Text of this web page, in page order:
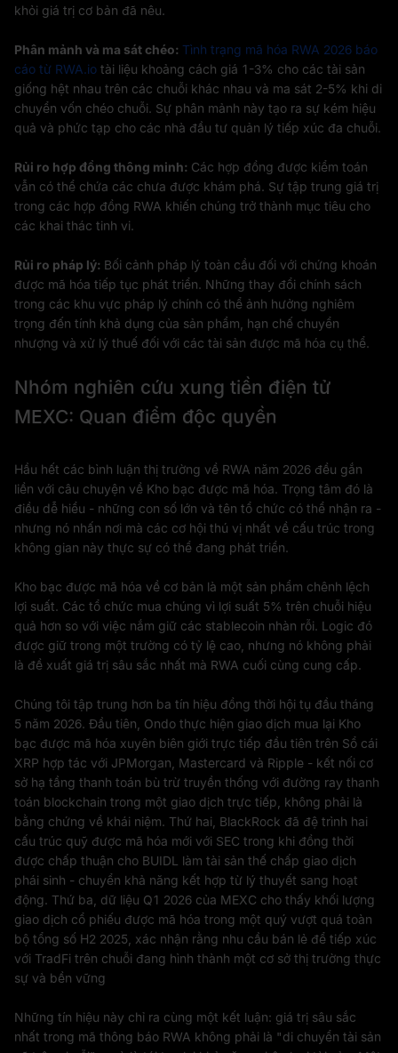
khỏi giá trị cơ bản đã nêu.
Phân mảnh và ma sát chéo: Tình trạng mã hóa RWA 2026 báo
cáo từ RWA.io tài liệu khoảng cách giá 1-3% cho các tài sản
giống hệt nhau trên các chuỗi khác nhau và ma sát 2-5% khi di
chuyển vốn chéo chuỗi. Sự phân mảnh này tạo ra sự kém hiệu
quả và phức tạp cho các nhà đầu tư quản lý tiếp xúc đa chuỗi.
Rủi ro hợp đồng thông minh: Các hợp đồng được kiểm toán
vẫn có thể chứa các chưa được khám phá. Sự tập trung giá trị
trong các hợp đồng RWA khiến chúng trở thành mục tiêu cho
các khai thác tinh vi.
Rủi ro pháp lý: Bối cảnh pháp lý toàn cầu đối với chứng khoán
được mã hóa tiếp tục phát triển. Những thay đổi chính sách
trong các khu vực pháp lý chính có thể ảnh hưởng nghiêm
trọng đến tính khả dụng của sản phẩm, hạn chế chuyển
nhượng và xử lý thuế đối với các tài sản được mã hóa cụ thể.
Nhóm nghiên cứu xung tiền điện tử
MEXC: Quan điểm độc quyền
Hầu hết các bình luận thị trường về RWA năm 2026 đều gắn
liền với câu chuyện về Kho bạc được mã hóa. Trọng tâm đó là
điều dễ hiểu - những con số lớn và tên tổ chức có thể nhận ra -
nhưng nó nhấn nơi mà các cơ hội thú vị nhất về cấu trúc trong
không gian này thực sự có thể đang phát triển.
Kho bạc được mã hóa về cơ bản là một sản phẩm chênh lệch
lợi suất. Các tổ chức mua chúng vì lợi suất 5% trên chuỗi hiệu
quả hơn so với việc nắm giữ các stablecoin nhàn rỗi. Logic đó
được giữ trong một trường có tỷ lệ cao, nhưng nó không phải
là đề xuất giá trị sâu sắc nhất mà RWA cuối cùng cung cấp.
Chúng tôi tập trung hơn ba tín hiệu đồng thời hội tụ đầu tháng
5 năm 2026. Đầu tiên, Ondo thực hiện giao dịch mua lại Kho
bạc được mã hóa xuyên biên giới trực tiếp đầu tiên trên Sổ cái
XRP hợp tác với JPMorgan, Mastercard và Ripple - kết nối cơ
sở hạ tầng thanh toán bù trừ truyền thống với đường ray thanh
toán blockchain trong một giao dịch trực tiếp, không phải là
bằng chứng về khái niệm. Thứ hai, BlackRock đã đệ trình hai
cấu trúc quỹ được mã hóa mới với SEC trong khi đồng thời
được chấp thuận cho BUIDL làm tài sản thế chấp giao dịch
phái sinh - chuyển khả năng kết hợp từ lý thuyết sang hoạt
động. Thứ ba, dữ liệu Q1 2026 của MEXC cho thấy khối lượng
giao dịch cổ phiếu được mã hóa trong một quý vượt quá toàn
bộ tổng số H2 2025, xác nhận rằng nhu cầu bán lẻ để tiếp xúc
với TradFi trên chuỗi đang hình thành một cơ sở thị trường thực
sự và bền vững
Những tín hiệu này chỉ ra cùng một kết luận: giá trị sâu sắc
nhất trong mã thông báo RWA không phải là "di chuyển tài sản